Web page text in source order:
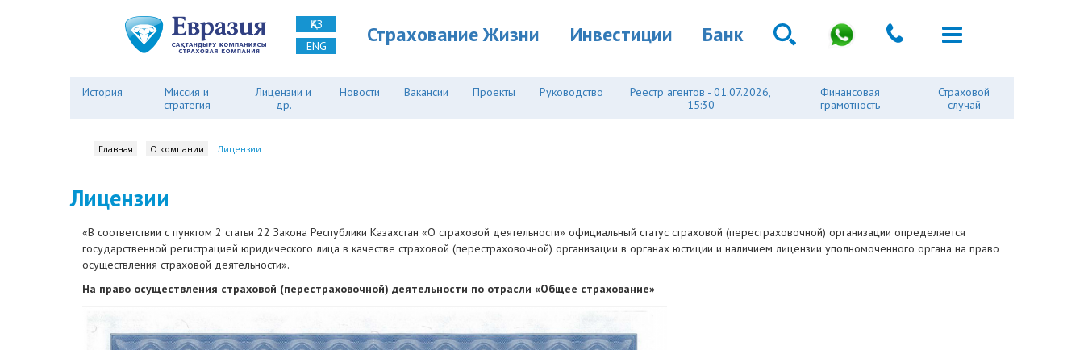
ҚАЗ
ENG
Страхование Жизни Инвестиции Банк
История
Миссия и
стратегия
Лицензии и
др.
Новости Вакансии Проекты Руководство
Реестр агентов - 01.07.2026,
15:30
Финансовая
грамотность
Страховой
случай
Главная О компании Лицензии
Лицензии
«В соответствии с пунктом 2 статьи 22 Закона Республики Казахстан «О страховой деятельности» официальный статус страховой (перестраховочной) организации определяется
государственной регистрацией юридического лица в качестве страховой (перестраховочной) организации в органах юстиции и наличием лицензии уполномоченного органа на право
осуществления страховой деятельности».
На право осуществления страховой (перестраховочной) деятельности по отрасли «Общее страхование»